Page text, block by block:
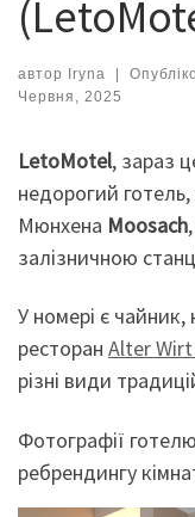
автор Iryna |
Червня, 2025
LetoMotel, зараз
недорогий
Мюнхена Moosach
залізничною
У номері є
ресторан Alter
різні види
Фотографії
ребрендингу